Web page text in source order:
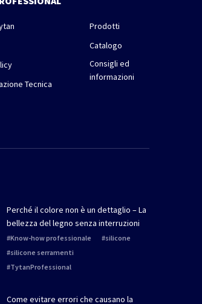
Tecnica
Prodotti
Catalogo
Consigli ed
informazioni
Perché il colore non è un dettaglio – La
bellezza del legno senza interruzioni
Know-how professionale
silicone
silicone serramenti
TytanProfessional
Come evitare errori che causano la